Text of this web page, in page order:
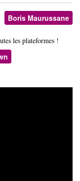
Boris Maurussane
les plateformes !